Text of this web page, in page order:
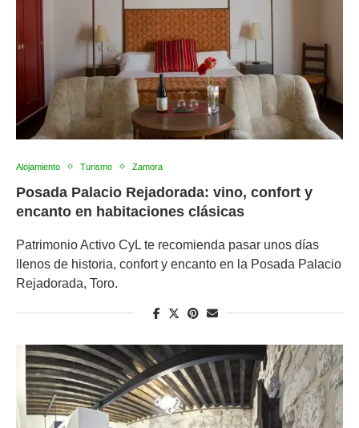
Alojamiento Turismo Zamora
Posada Palacio Rejadorada: vino, confort y
encanto en habitaciones clásicas
Patrimonio Activo CyL te recomienda pasar unos días
llenos de historia, confort y encanto en la Posada Palacio
Rejadorada, Toro.